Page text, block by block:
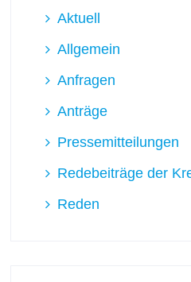
Aktuell
Allgemein
Anfragen
Anträge
Pressemitteilungen
Redebeiträge der
Reden